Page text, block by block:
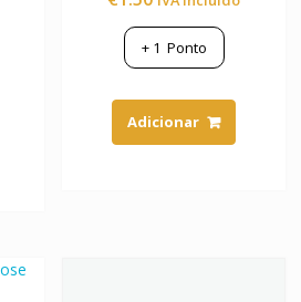
+ 1 Ponto
Adicionar